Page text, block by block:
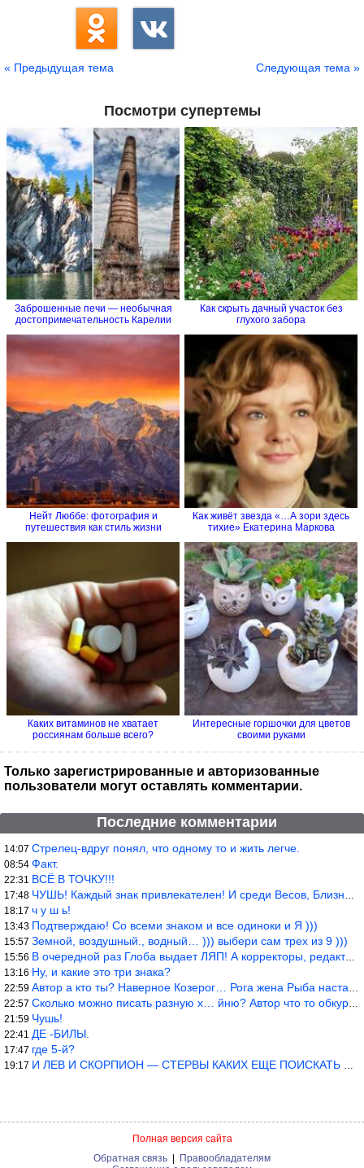
« Предыдущая тема Следующая тема »
Посмотри супертемы
Заброшенные печи — необычная
достопримечательность Карелии
Как cкрыть дачный участок без
глухого забора
Нейт Люббе: фотография и
путешествия как стиль жизни
Как живёт звезда «…А зори здесь
тихие» Екатерина Маркова
Каких витаминов не хватает
россиянам больше всего?
Интересные горшочки для цветов
своими руками
Только зарегистрированные и авторизованные
пользователи могут оставлять комментарии.
Последние комментарии
14:07 Стрелец-вдруг понял, что одному то и жить легче.
08:54 Факт.
22:31 ВСЁ В ТОЧКУ!!!
17:48 ЧУШЬ! Каждый знак привлекателен! И среди Весов, Близнецов встреч
18:17 ч у ш ь!
13:43 Подтверждаю! Со всеми знаком и все одиноки и Я )))
15:57 Земной, воздушный., водный… ))) выбери сам трех из 9 )))
15:56 В очередной раз Глоба выдает ЛЯП! А корректоры, редакторы пропус
13:16 Ну, и какие это три знака?
22:59 Автор а кто ты? Наверное Козерог… Рога жена Рыба наставила ))
22:57 Сколько можно писать разную х… йню? Автор что то обкурился?
21:59 Чушь!
22:41 ДЕ -БИЛЫ.
17:47 где 5-й?
19:17 И ЛЕВ И СКОРПИОН — СТЕРВЫ КАКИХ ЕЩЕ ПОИСКАТЬ НАДО
Полная версия сайта
Обратная связь
Правообладателям